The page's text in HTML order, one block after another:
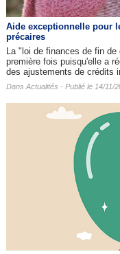
Aide exceptionnelle pour
précaires
La "loi de finances de fin
première fois puisqu'elle a
des ajustements de crédits
Dans Actualités - Publié le 14/11/